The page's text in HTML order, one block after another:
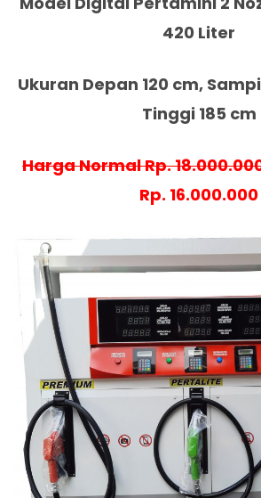
420 Liter
Ukuran Depan 120 cm,
Tinggi 185 cm
Harga Normal Rp.
Rp. 16.000.000